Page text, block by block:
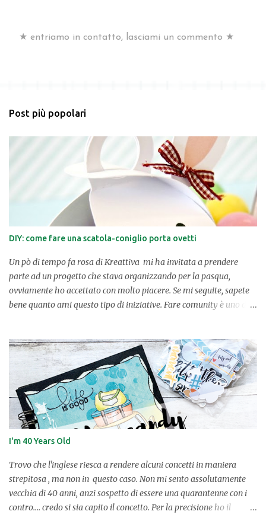
P
o
★ entriamo in contatto, lasciami un commento ★
Post più popolari
DIY: come fare una scatola-coniglio porta ovetti
Un pò di tempo fa rosa di Kreattiva mi ha invitata a prendere
parte ad un progetto che stava organizzando per la pasqua,
ovviamente ho accettato con molto piacere. Se mi seguite, sapete
bene quanto ami questo tipo di iniziative. Fare comunity è uno dei
occasione, complice il regalo che Babbo Natale mi ha fatto trovare
sotto l'albero e vista la necessità di fare esercizio, ho pensato di
disegnare un scatola-coniglio porta ovetti che avevo intravisto su
facebook tantissimo tempo fa. ✂ OCCORRENTE: schema (che
potete scaricare qui ), cartoncino bianco A/4, stampante, forbici,
colla a caldo e nastrino. ✂ Considerata la facilità di realizzazione
sole. Una volta stampato lo schema su un cartoncino bianco, non
dovrete far altro che ritagliare ed incollare. Questa scatoli...
I'm 40 Years Old
Trovo che l'inglese riesca a rendere alcuni concetti in maniera
strepitosa , ma non in questo caso. Non mi sento assolutamente
vecchia di 40 anni, anzi sospetto di essere una quarantenne con i
contro.... credo si sia capito il concetto. Per la precisione ho il